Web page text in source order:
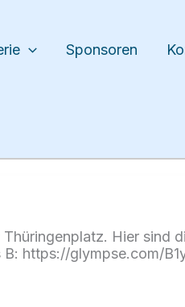
Sponsoren
Hier sind
https://glympse.com/